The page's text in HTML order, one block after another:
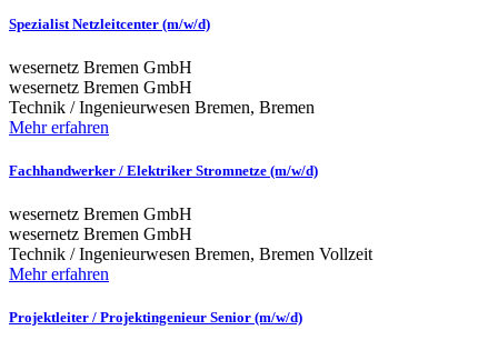
Spezialist Netzleitcenter (m/w/d)
wesernetz Bremen GmbH
wesernetz Bremen GmbH
Technik / Ingenieurwesen Bremen, Bremen
Mehr erfahren
Fachhandwerker / Elektriker Stromnetze (m/w/d)
wesernetz Bremen GmbH
wesernetz Bremen GmbH
Technik / Ingenieurwesen Bremen, Bremen Vollzeit
Mehr erfahren
Projektleiter / Projektingenieur Senior (m/w/d)